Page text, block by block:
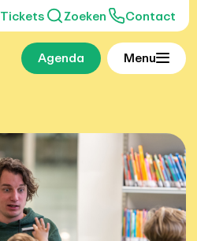
Tickets Zoeken Contact
Agenda Menu